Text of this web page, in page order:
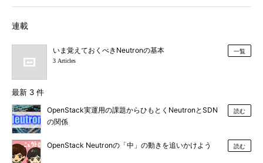
連載
いま覚えておくべきNeutronの基本
3 Articles
一覧
最新 3 件
OpenStack実運用の課題からひもとくNeutronとSDN
の関係
読む
OpenStack Neutronの「中」の動きを追いかけよう 読む